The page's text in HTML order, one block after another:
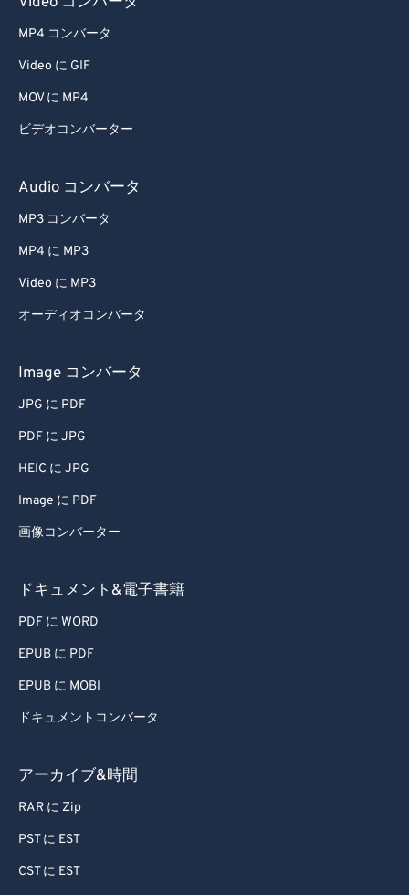
MP4 コンバータ
Video に GIF
MOV に MP4
ビデオコンバーター
Audio コンバータ
MP3 コンバータ
MP4 に MP3
Video に MP3
オーディオコンバータ
Image コンバータ
JPG に PDF
PDF に JPG
HEIC に JPG
Image に PDF
画像コンバーター
ドキュメント&電子書籍
PDF に WORD
EPUB に PDF
EPUB に MOBI
ドキュメントコンバータ
アーカイブ&時間
RAR に Zip
PST に EST
CST に EST